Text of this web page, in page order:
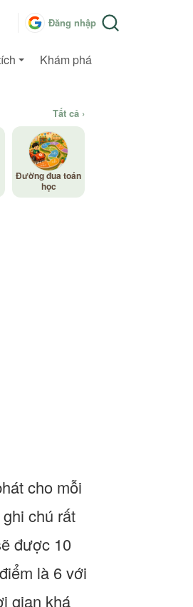
Đăng nhập
Khám phá
Tất cả ›
Đường đua toán
học
cho mỗi
chú rất
được 10
là 6 với
gian khá